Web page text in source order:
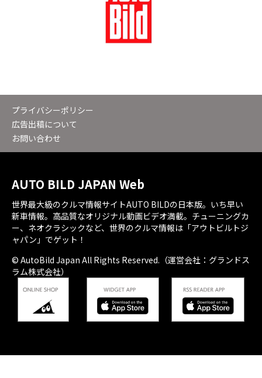
プライバシーポリシー
広告出稿について
お問い合わせ
AUTO BILD JAPAN Web
世界最大級のクルマ情報サイトAUTO BILDの日本版。いち早い
新車情報。高品質なオリジナル動画ビデオ満載。チューニングカ
ー、ネオクラシックなど、世界のクルマ情報は「アウトビルトジ
ャパン」でゲット！
© AutoBild Japan All Rights Reserved.（運営会社：グランドス
ラム株式会社）